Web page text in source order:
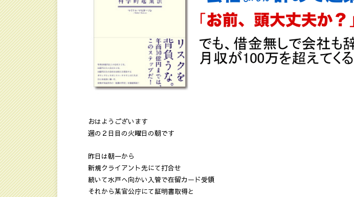
おはようございます
週の２日目の火曜日の朝です
昨日は朝一から
新規クライアント先にて打合せ
続いて水戸へ向かい入管で在留カード受領
それから某官公庁にて証明書取得と